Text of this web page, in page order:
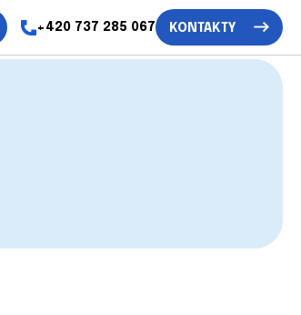
+420 737 285 067 KONTAKTY